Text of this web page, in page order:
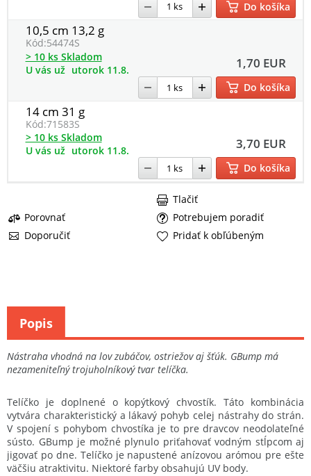
Do košíka
10,5 cm 13,2 g
Kód:54474S
1,70 EUR
> 10 ks Skladom
U vás už utorok 11.8.
Do košíka
14 cm 31 g
Kód:71583S
3,70 EUR
> 10 ks Skladom
U vás už utorok 11.8.
Do košíka
Porovnať
Potrebujem poradiť
Doporučiť
Tlačiť
Pridať k obľúbeným
Nástraha vhodná na lov zubáčov, ostriežov aj šťúk. GBump má
nezameniteľný trojuholníkový tvar telíčka.
Telíčko je doplnené o kopýtkový chvostík. Táto kombinácia
vytvára charakteristický a lákavý pohyb celej nástrahy do strán.
V spojení s pohybom chvostíka je to pre dravcov neodolateľné
sústo. GBump je možné plynulo priťahovať vodným stĺpcom aj
jigovať po dne. Telíčko je napustené anízovou arómou pre ešte
väčšiu atraktivitu. Niektoré farby obsahujú UV body.
Popis